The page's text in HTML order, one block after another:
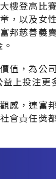
樓登高比
，以及女
邦慈善義
值，為公
上投注更
感，連富
會責任獎